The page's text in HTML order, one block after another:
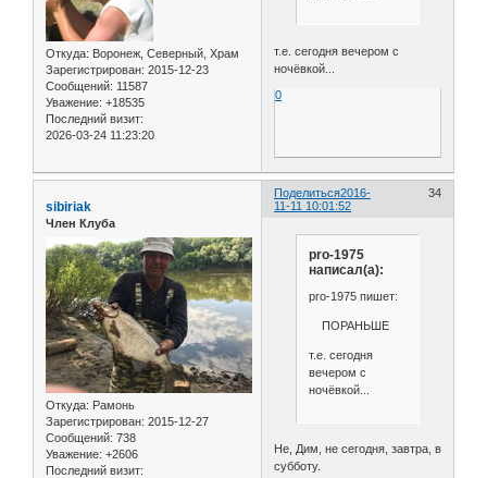
Откуда: Воронеж, Северный, Храм
Зарегистрирован: 2015-12-23
Сообщений: 11587
Уважение: +18535
Последний визит:
2026-03-24 11:23:20
т.е. сегодня вечером с
ночёвкой...
0
Поделиться 34
2016-
11-11 10:01:52
sibiriak
Член Клуба
Откуда: Рамонь
Зарегистрирован: 2015-12-27
Сообщений: 738
Уважение: +2606
Последний визит:
pro-1975
написал(а):
pro-1975 пишет:
ПОРАНЬШЕ
т.е. сегодня
вечером с
ночёвкой...
Не, Дим, не сегодня, завтра, в
субботу.